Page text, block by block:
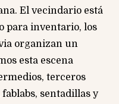
El vecindario está
para inventario, los
organizan un
esta escena
terceros
sentadillas y